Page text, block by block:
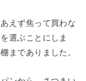
えず焦って買わな
選ぶことにしま
までありました。